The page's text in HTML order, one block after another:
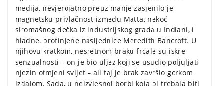
medija, nevjerojatno preuzimanje zasjenilo je
magnetsku privlačnost između Matta, nekoć
siromašnog dečka iz industrijskog grada u Indiani, i
hladne, profinjene nasljednice Meredith Bancroft. U
njihovu kratkom, nesretnom braku frcale su iskre
senzualnosti – on je bio uljez koji se usudio poljuljati
njezin otmjeni svijet – ali taj je brak završio gorkom
izdajom. Sada, u neizvjesnoj borbi koja bi trebala biti